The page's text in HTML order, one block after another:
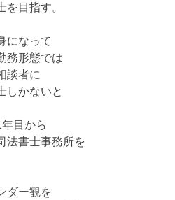
目指す。
になって
務形態では
談者に
しかないと
目から
法書士事務所を
ダー観を